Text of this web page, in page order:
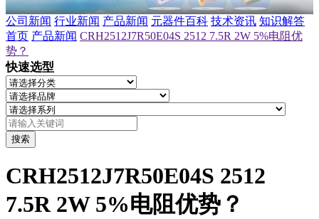
公司新闻 行业新闻 产品新闻 元器件百科 技术资讯 知识解答
首页 产品新闻 CRH2512J7R50E04S 2512 7.5R 2W 5%电阻优
势？
快速选型
搜索
CRH2512J7R50E04S 2512
7.5R 2W 5%电阻优势？